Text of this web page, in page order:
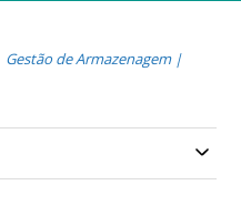
Gestão de Armazenagem |